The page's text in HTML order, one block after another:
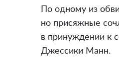
По одному из
но присяжные
в принуждении к
Джессики Манн.